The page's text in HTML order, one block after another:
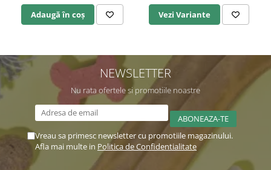
Adaugă în coș Vezi Variante
NEWSLETTER
Nu rata ofertele si promotiile noastre
Vreau sa primesc newsletter cu promotiile magazinului.
Afla mai multe in Politica de Confidentialitate